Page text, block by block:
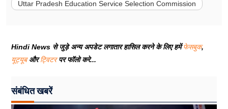
Uttar Pradesh Education Service Selection Commission
Hindi News से जुड़े अन्य अपडेट लगातार हासिल करने के लिए हमेंफेसबुक,
यूट्यूबऔरट्विटरपर फॉलो करे...
संबंधित खबरें